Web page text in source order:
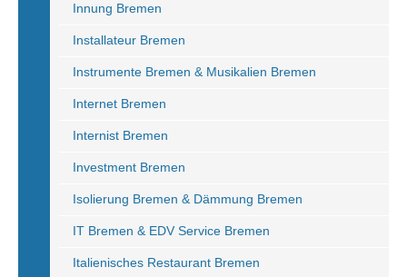
Innung Bremen
Installateur Bremen
Instrumente Bremen & Musikalien Bremen
Internet Bremen
Internist Bremen
Investment Bremen
Isolierung Bremen & Dämmung Bremen
IT Bremen & EDV Service Bremen
Italienisches Restaurant Bremen